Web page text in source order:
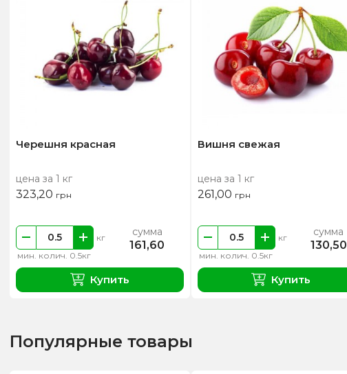
Черешня красная
цена за 1 кг
323,20 грн
мин. колич. 0.5кг
кг сумма
161,60
Купить
Вишня свежая
цена за 1 кг
261,00 грн
мин. колич. 0.5кг
кг сумма
130,50
Купить
Популярные товары